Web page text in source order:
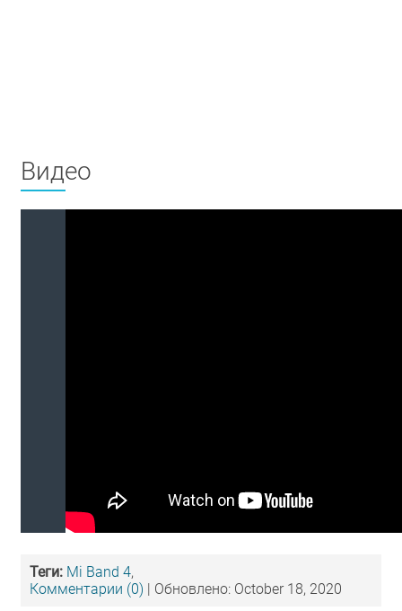
Видео
Теги: Mi Band 4,
Комментарии (0) | Обновлено: October 18, 2020